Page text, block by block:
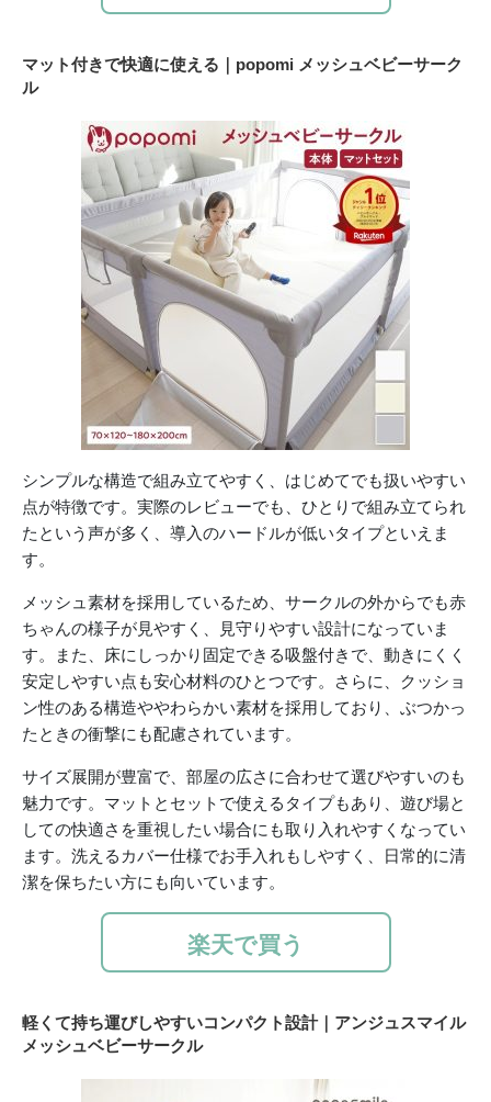
マット付きで快適に使える｜popomi メッシュベビーサーク
ル
シンプルな構造で組み立てやすく、はじめてでも扱いやすい
点が特徴です。実際のレビューでも、ひとりで組み立てられ
たという声が多く、導入のハードルが低いタイプといえま
す。
メッシュ素材を採用しているため、サークルの外からでも赤
ちゃんの様子が見やすく、見守りやすい設計になっていま
す。また、床にしっかり固定できる吸盤付きで、動きにくく
安定しやすい点も安心材料のひとつです。さらに、クッショ
ン性のある構造ややわらかい素材を採用しており、ぶつかっ
たときの衝撃にも配慮されています。
サイズ展開が豊富で、部屋の広さに合わせて選びやすいのも
魅力です。マットとセットで使えるタイプもあり、遊び場と
しての快適さを重視したい場合にも取り入れやすくなってい
ます。洗えるカバー仕様でお手入れもしやすく、日常的に清
潔を保ちたい方にも向いています。
楽天で買う
軽くて持ち運びしやすいコンパクト設計｜アンジュスマイル
メッシュベビーサークル